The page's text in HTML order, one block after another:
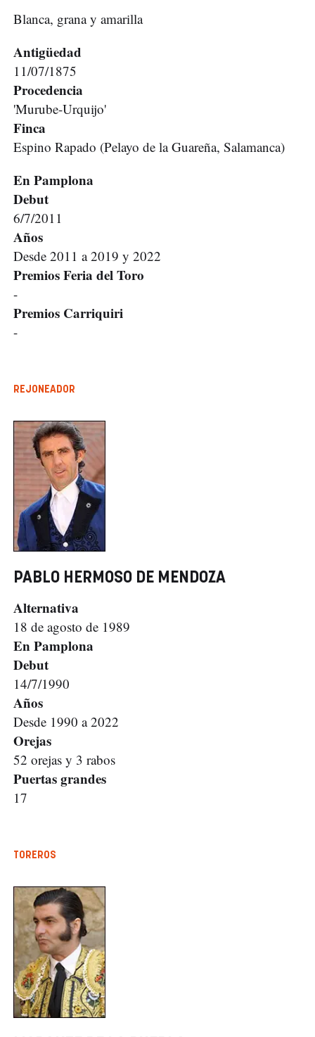
Blanca, grana y amarilla
Antigüedad
11/07/1875
Procedencia
'Murube-Urquijo'
Finca
Espino Rapado (Pelayo de la Guareña, Salamanca)
En Pamplona
Debut
6/7/2011
Años
Desde 2011 a 2019 y 2022
Premios Feria del Toro
-
Premios Carriquiri
-
REJONEADOR
PABLO HERMOSO DE MENDOZA
Alternativa
18 de agosto de 1989
En Pamplona
Debut
14/7/1990
Años
Desde 1990 a 2022
Orejas
52 orejas y 3 rabos
Puertas grandes
17
TOREROS